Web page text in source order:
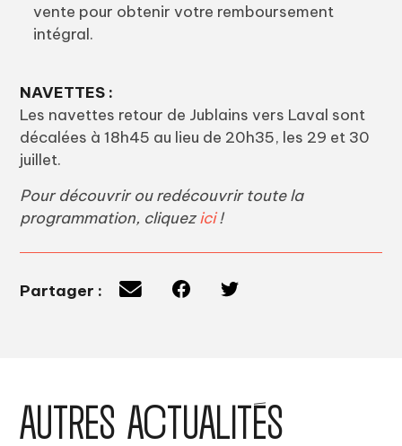
vente pour obtenir votre remboursement
intégral.
NAVETTES :
Les navettes retour de Jublains vers Laval sont
décalées à 18h45 au lieu de 20h35, les 29 et 30
juillet.
Pour découvrir ou redécouvrir toute la
programmation, cliquezici!
Partager :
AUTRES ACTUALITÉS